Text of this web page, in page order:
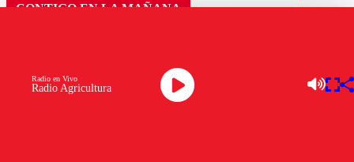
CONTIGO EN LA MAÑANA
Ver comentarios
Radio Agricultura
Radio en Vivo